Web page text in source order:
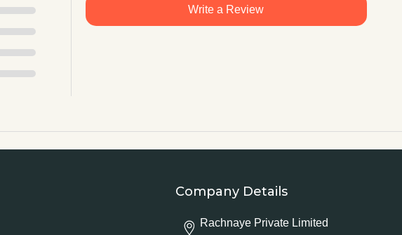
Write a Review
Company Details
Rachnaye Private Limited